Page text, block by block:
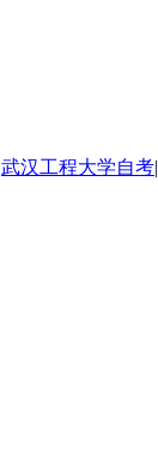
武汉工程大学自考|